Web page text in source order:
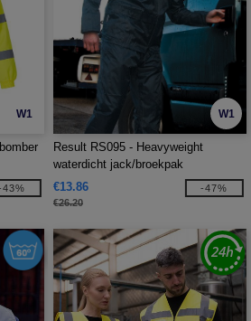
W1
43%
W1
Result RS095 - Heavyweight
waterdicht jack/broekpak
€13.86
€26.20
-47%